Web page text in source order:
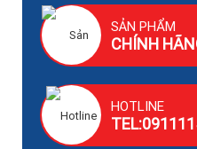
SẢN PHẨM
CHÍNH
HOTLINE